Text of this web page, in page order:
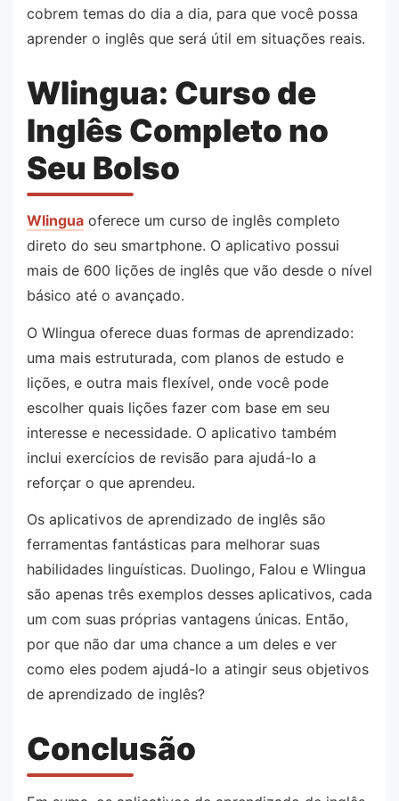
cobrem temas do dia a dia, para que você possa
aprender o inglês que será útil em situações reais.
Wlingua: Curso de
Inglês Completo no
Seu Bolso
Wlingua oferece um curso de inglês completo
direto do seu smartphone. O aplicativo possui
mais de 600 lições de inglês que vão desde o nível
básico até o avançado.
O Wlingua oferece duas formas de aprendizado:
uma mais estruturada, com planos de estudo e
lições, e outra mais flexível, onde você pode
escolher quais lições fazer com base em seu
interesse e necessidade. O aplicativo também
inclui exercícios de revisão para ajudá-lo a
reforçar o que aprendeu.
Os aplicativos de aprendizado de inglês são
ferramentas fantásticas para melhorar suas
habilidades linguísticas. Duolingo, Falou e Wlingua
são apenas três exemplos desses aplicativos, cada
um com suas próprias vantagens únicas. Então,
por que não dar uma chance a um deles e ver
como eles podem ajudá-lo a atingir seus objetivos
de aprendizado de inglês?
Conclusão